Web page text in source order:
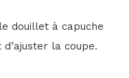
douillet à capuche
la coupe.